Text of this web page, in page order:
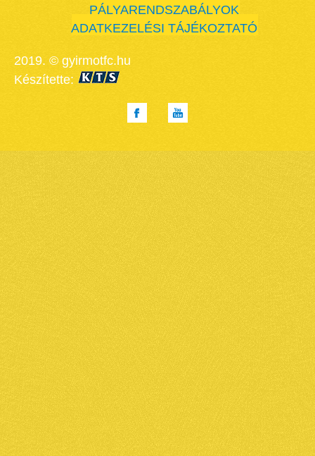
PÁLYARENDSZABÁLYOK
ADATKEZELÉSI TÁJÉKOZTATÓ
2019. © gyirmotfc.hu
Készítette: